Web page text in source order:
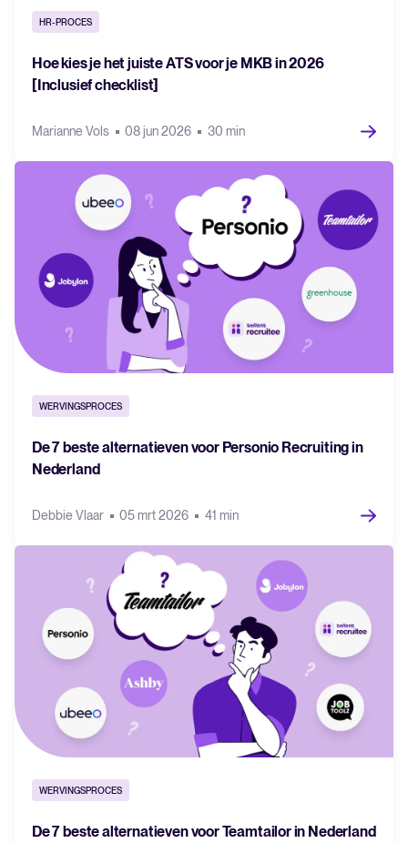
HR-PROCES
Hoe kies je het juiste ATS voor je MKB in 2026
[Inclusief checklist]
Marianne Vols 08 jun 2026 30 min
WERVINGSPROCES
De 7 beste alternatieven voor Personio Recruiting in
Nederland
Debbie Vlaar 05 mrt 2026 41 min
WERVINGSPROCES
De 7 beste alternatieven voor Teamtailor in Nederland